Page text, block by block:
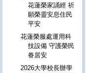
花蓮榮家誦經 祈
願榮靈安息住民
平安
花蓮榮服處運用科
技設備 守護榮民
眷居安
2026大學校長辦學